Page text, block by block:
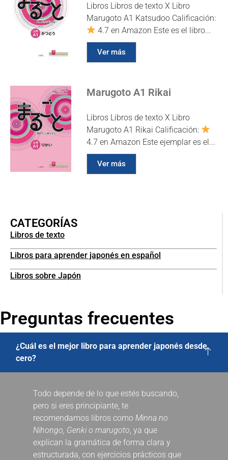
Libros Libros de texto X Libro
Marugoto A1 Katsudoo Calificación:
4.7 en Amazon Este es el libro...
Ver más
Marugoto A1 Rikai
Libros Libros de texto X Libro
Marugoto A1 Rikai Calificación:
4.7 en Amazon Este ejemplar es el...
Ver más
CATEGORÍAS
Libros de texto
Libros para aprender japonés en español
Libros sobre Japón
Preguntas frecuentes
¿Cuál es el mejor libro para aprender japonés desde
cero?
Todo depende de lo que estés buscando,
pero si eres principiante, te
recomendamos libros como Minna no
Nihongo, Genki o marugoto , ya que
explican la gramática de forma clara y
estructurada, con ejercicios prácticos que